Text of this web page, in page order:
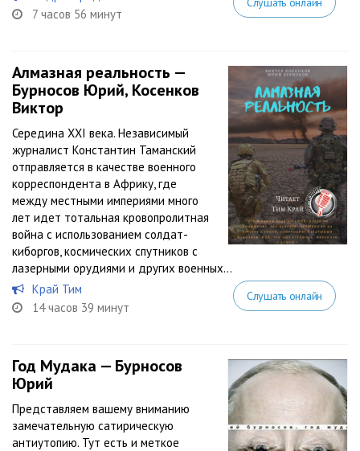
7 часов 56 минут
Алмазная реальность —
Бурносов Юрий, Косенков
Виктор
Середина XXI века. Независимый
журналист Константин Таманский
отправляется в качестве военного
корреспондента в Африку, где
между местными империями много
лет идет тотальная кровопролитная
война с использованием солдат-
киборгов, космических спутников с
лазерными орудиями и других военных...
Край Тим
14 часов 39 минут
Слушать онлайн
Год Мудака — Бурносов
Юрий
Представляем вашему вниманию
замечательную сатирическую
антиутопию. Тут есть и меткое